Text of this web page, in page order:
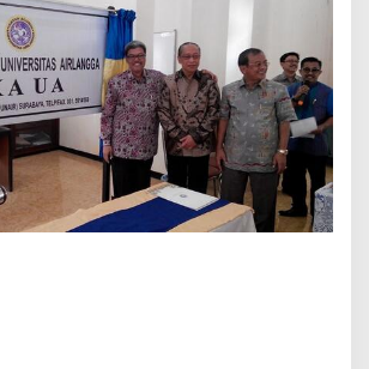
g
K
P
U
A
g
a
r
T
r
a